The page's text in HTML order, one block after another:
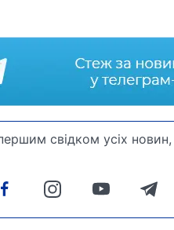
свідком усіх